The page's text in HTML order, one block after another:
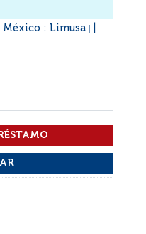
México : Limusa